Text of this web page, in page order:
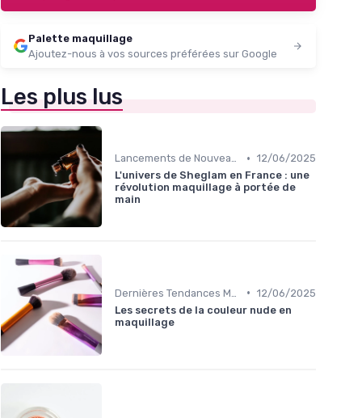
Palette maquillage
Ajoutez-nous à vos sources préférées sur Google
Les plus lus
Lancements de Nouveaux Produits • 12/06/2025
L'univers de Sheglam en France : une
révolution maquillage à portée de
main
• 12/06/2025
Les secrets de la couleur nude en
maquillage